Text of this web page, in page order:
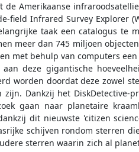
de Amerikaanse
field Infrared Survey Explorer
taak een catalogus te
meer dan 745 miljoen
met behulp van computers
aan deze gigantische
worden doordat deze zowel
Dankzij het DiskDetective-
gaan naar planetaire
dit nieuwste 'citizen
schijven rondom sterren
sterren waarin zich al